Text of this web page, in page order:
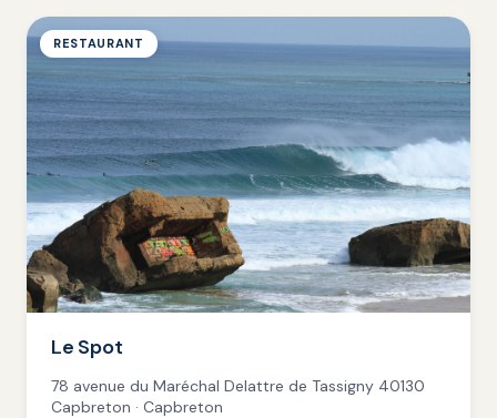
RESTAURANT
Le Spot
78 avenue du Maréchal Delattre de Tassigny 40130
Capbreton · Capbreton